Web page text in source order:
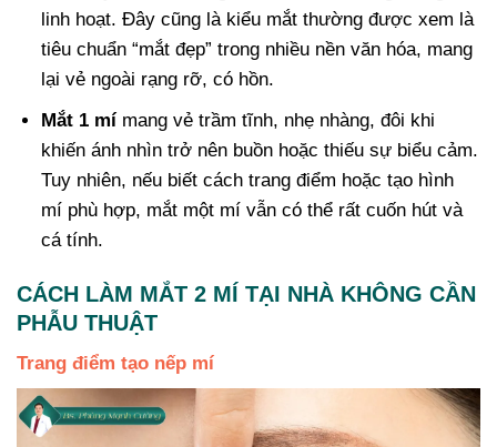
linh hoạt. Đây cũng là kiểu mắt thường được xem là
tiêu chuẩn “mắt đẹp” trong nhiều nền văn hóa, mang
lại vẻ ngoài rạng rỡ, có hồn.
Mắt 1 mí mang vẻ trầm tĩnh, nhẹ nhàng, đôi khi
khiến ánh nhìn trở nên buồn hoặc thiếu sự biểu cảm.
Tuy nhiên, nếu biết cách trang điểm hoặc tạo hình
mí phù hợp, mắt một mí vẫn có thể rất cuốn hút và
cá tính.
CÁCH LÀM MẮT 2 MÍ TẠI NHÀ KHÔNG CẦN
PHẪU THUẬT
Trang điểm tạo nếp mí